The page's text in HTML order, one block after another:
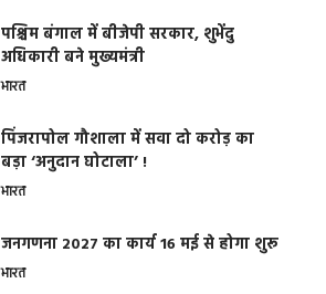
पश्चिम बंगाल में बीजेपी सरकार, शुभेंदु
अधिकारी बने मुख्यमंत्री
भारत
​पिंजरापोल गौशाला में सवा दो करोड़ का
बड़ा ‘अनुदान घोटाला’ !
भारत
जनगणना 2027 का कार्य 16 मई से होगा शुरू
भारत